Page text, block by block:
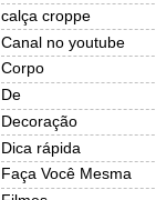
calça croppe
Canal no youtube
Corpo
De
Decoração
Dica rápida
Faça Você Mesma